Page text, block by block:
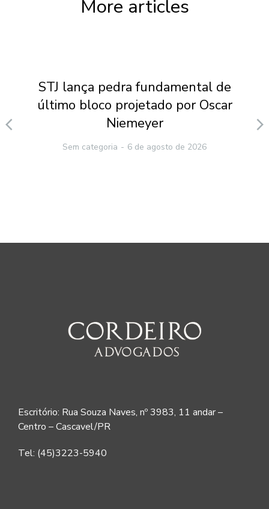
More articles
STJ lança pedra fundamental de
último bloco projetado por Oscar
Niemeyer
Sem categoria 6 de agosto de 2026
Escritório: Rua Souza Naves, nº 3983, 11 andar –
Centro – Cascavel/PR
Tel: (45)3223-5940